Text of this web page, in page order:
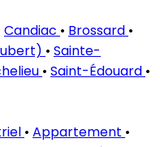
Candiac • Brossard •
• Sainte-
• Saint-Édouard •
• Appartement •